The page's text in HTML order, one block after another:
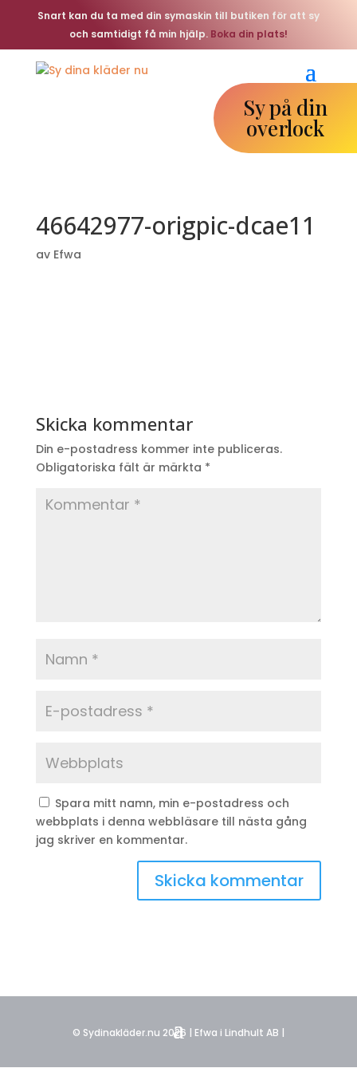
Snart kan du ta med din symaskin till butiken för att sy
och samtidigt få min hjälp. Boka din plats!
Sy på din
overlock
46642977-origpic-dcae11
av Efwa
Skicka kommentar
Din e-postadress kommer inte publiceras.
Obligatoriska fält är märkta *
Spara mitt namn, min e-postadress och
webbplats i denna webbläsare till nästa gång
jag skriver en kommentar.
© Sydinakläder.nu 2026 | Efwa i Lindhult AB |